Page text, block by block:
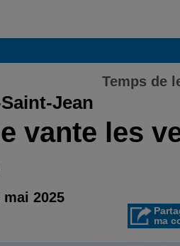
Temps de
Jean
vante les
2025
ma